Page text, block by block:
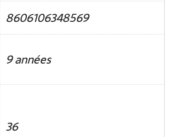
8606106348569
9 années
36